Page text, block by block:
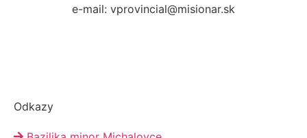
e-mail: vprovincial@misionar.sk
Odkazy